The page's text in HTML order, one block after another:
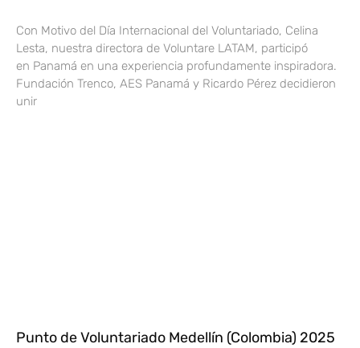
Con Motivo del Día Internacional del Voluntariado, Celina
Lesta, nuestra directora de Voluntare LATAM, participó
en Panamá en una experiencia profundamente inspiradora.
Fundación Trenco, AES Panamá y Ricardo Pérez decidieron
unir
Punto de Voluntariado Medellín (Colombia) 2025